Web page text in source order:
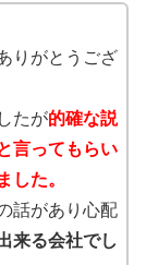
りがとうござ
たが的確な説
言ってもらい
した。
話があり心配
来る会社でし